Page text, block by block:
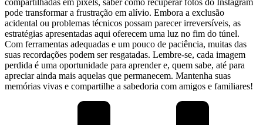
pode ‌transformar a frustração em alívio. ‍Embora​ a exclusão
acidental ou problemas técnicos possam‍ parecer irreversíveis, as
estratégias apresentadas‌ aqui oferecem uma luz no fim do túnel.
Com ferramentas adequadas e um pouco de paciência, muitas das
suas‌ recordações podem ser resgatadas. Lembre-se, cada imagem
perdida é‍ uma‌ oportunidade para aprender e, quem sabe, até para⁢
apreciar ainda mais aquelas que‌ permanecem. Mantenha ‌suas
memórias​ vivas⁢ e compartilhe a sabedoria com amigos e familiares!